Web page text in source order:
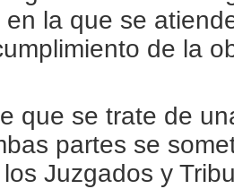
la que se
de la
que se trate de
partes se
Juzgados y